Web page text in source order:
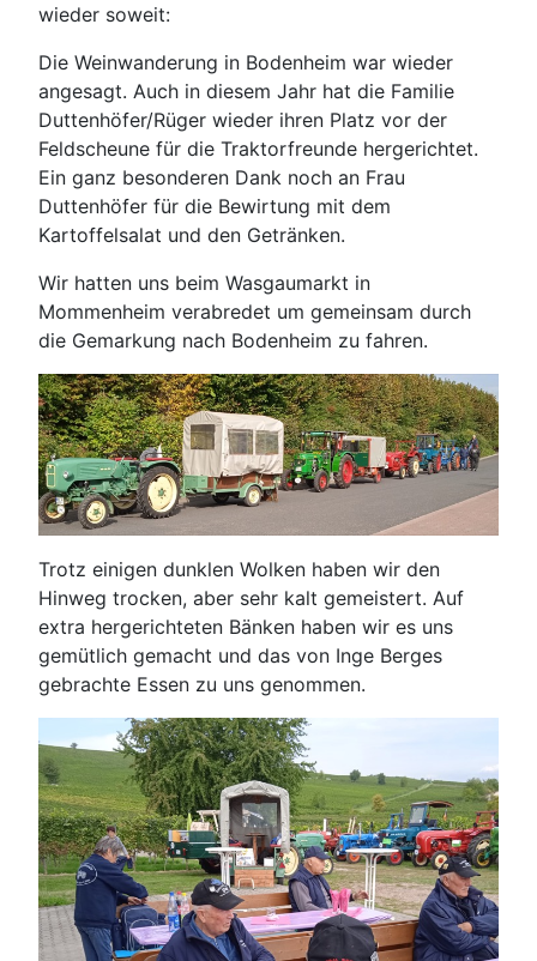
wieder soweit:
Die Weinwanderung in Bodenheim war wieder
angesagt. Auch in diesem Jahr hat die Familie
Duttenhöfer/Rüger wieder ihren Platz vor der
Feldscheune für die Traktorfreunde hergerichtet.
Ein ganz besonderen Dank noch an Frau
Duttenhöfer für die Bewirtung mit dem
Kartoffelsalat und den Getränken.
Wir hatten uns beim Wasgaumarkt in
Mommenheim verabredet um gemeinsam durch
die Gemarkung nach Bodenheim zu fahren.
Trotz einigen dunklen Wolken haben wir den
Hinweg trocken, aber sehr kalt gemeistert. Auf
extra hergerichteten Bänken haben wir es uns
gemütlich gemacht und das von Inge Berges
gebrachte Essen zu uns genommen.